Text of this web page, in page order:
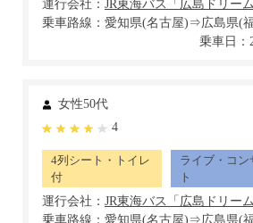
運行会社：
乗車路線：愛知県(名古屋)⇒広島県(
乗車日：
女性50代
4
4列シート・トイレ
付
ライブ・コン
ト
運行会社：
乗車路線：愛知県(名古屋)⇒広島県(